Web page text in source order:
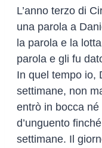
L’anno terzo di
una parola a
la parola e la
parola e gli fu
In quel tempo io,
settimane, non
entrò in bocca
d’unguento
settimane. Il